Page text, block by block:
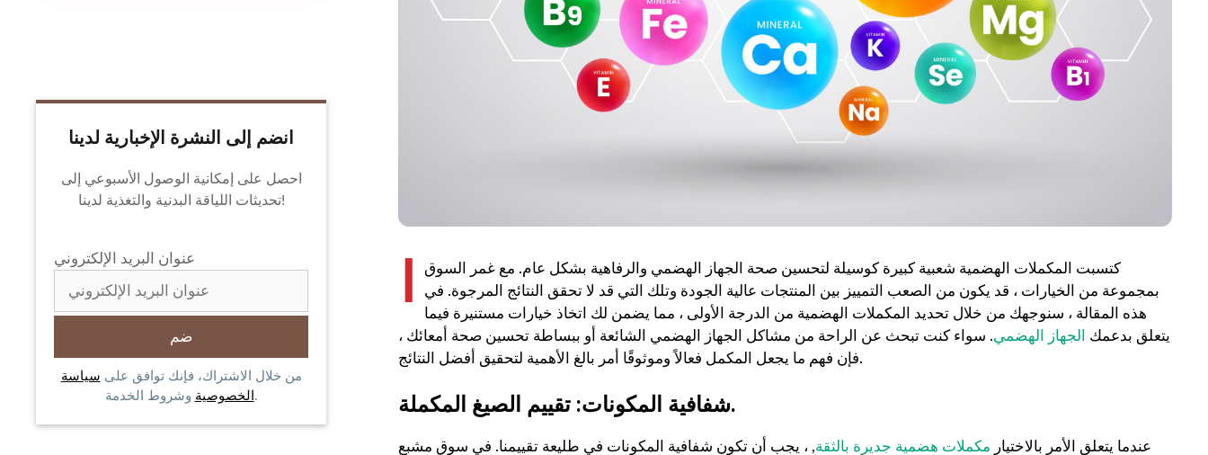
كتسبت المكملات الهضمية شعبية كبيرة كوسيلة لتحسين صحة الجهاز الهضمي والرفاهية بشكل عام. مع غمر السوق
بمجموعة من الخيارات ، قد يكون من الصعب التمييز بين المنتجات عالية الجودة وتلك التي قد لا تحقق النتائج المرجوة. في
هذه المقالة ، سنوجهك من خلال تحديد المكملات الهضمية من الدرجة الأولى ، مما يضمن لك اتخاذ خيارات مستنيرة فيما
يتعلق بدعمك
الجهاز الهضمي. سواء كنت تبحث عن الراحة من مشاكل الجهاز الهضمي الشائعة أو ببساطة تحسين صحة أمعائك ،
فإن فهم ما يجعل المكمل فعالاً وموثوقًا أمر بالغ الأهمية لتحقيق أفضل النتائج.
شفافية المكونات: تقييم الصيغ المكملة.
عندما يتعلق الأمر بالاختيار مكملات هضمية جديرة بالثقة, ، يجب أن تكون شفافية المكونات في طليعة تقييمنا. في سوق مشبع
انضم إلى النشرة الإخبارية لدينا
احصل على إمكانية الوصول الأسبوعي إلى
تحديثات اللياقة البدنية والتغذية لدينا!
عنوان البريد الإلكتروني
من خلال الاشتراك، فإنك توافق على سياسة
الخصوصية وشروط الخدمة.